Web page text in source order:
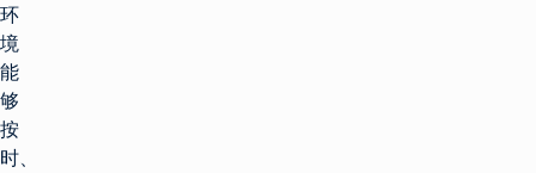
环
境
能
够
按
时、